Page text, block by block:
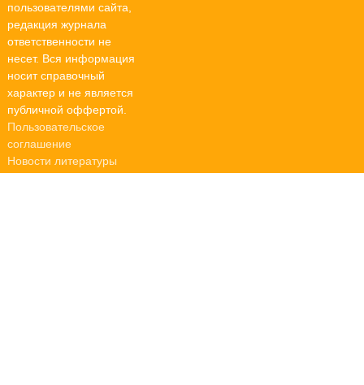
пользователями сайта,
редакция журнала
ответственности не
несет. Вся информация
носит справочный
характер и не является
публичной оффертой.
Пользовательское
соглашение
Новости литературы